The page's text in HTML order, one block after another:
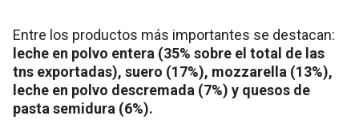
Entre los productos más importantes se destacan:
leche en polvo entera (35% sobre el total de las
tns exportadas), suero (17%), mozzarella (13%),
leche en polvo descremada (7%) y quesos de
pasta semidura (6%).